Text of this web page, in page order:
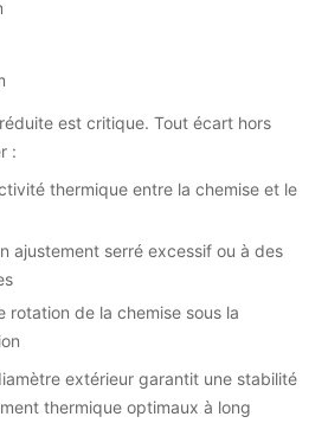
est critique. Tout écart hors
:
thermique entre la chemise et le
ajustement serré excessif ou à des
rotation de la chemise sous la
extérieur garantit une stabilité
thermique optimaux à long